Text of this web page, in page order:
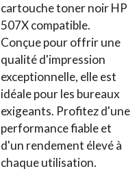
cartouche toner noir HP
507X compatible.
Conçue pour offrir une
qualité d'impression
exceptionnelle, elle est
idéale pour les bureaux
exigeants. Profitez d'une
performance fiable et
d'un rendement élevé à
chaque utilisation.